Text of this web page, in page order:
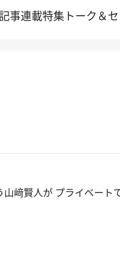
事連載特集 トーク＆
﨑賢人が プライベート